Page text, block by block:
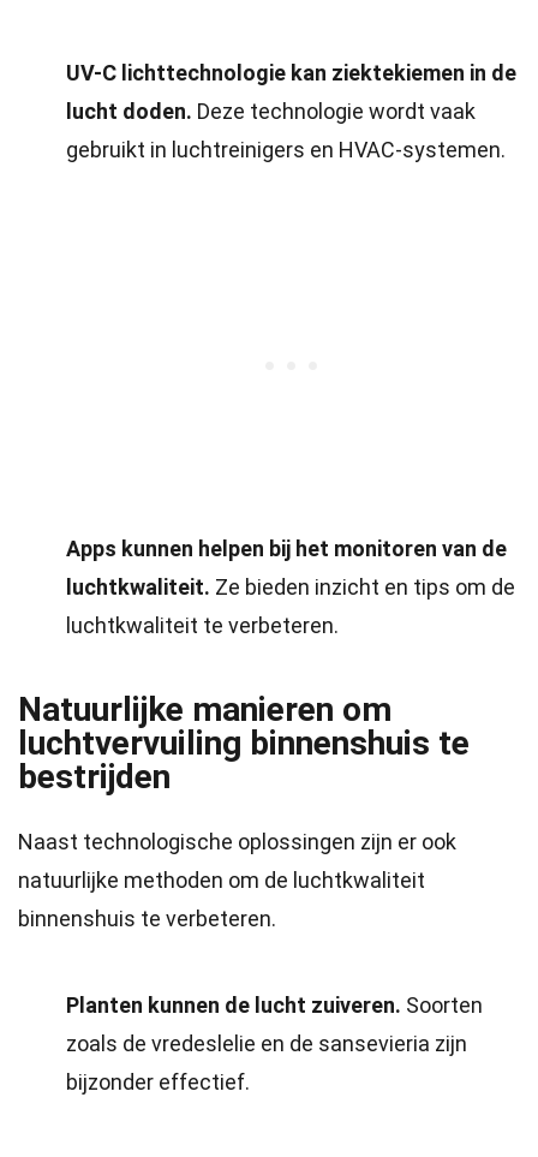
UV-C lichttechnologie kan ziektekiemen in de
lucht doden. Deze technologie wordt vaak
gebruikt in luchtreinigers en HVAC-systemen.
Apps kunnen helpen bij het monitoren van de
luchtkwaliteit. Ze bieden inzicht en tips om de
luchtkwaliteit te verbeteren.
Natuurlijke manieren om
luchtvervuiling binnenshuis te
bestrijden
Naast technologische oplossingen zijn er ook
natuurlijke methoden om de luchtkwaliteit
binnenshuis te verbeteren.
Planten kunnen de lucht zuiveren. Soorten
zoals de vredeslelie en de sansevieria zijn
bijzonder effectief.